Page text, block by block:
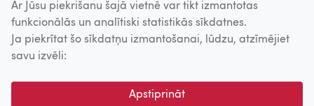
Uz augšu
© 2026 Nacionālais Kino centrs, Kultūras informācijas sistēmu
centrs. Sadarbības partneris: Latvijas Valsts
Ar Jūsu piekrišanu šajā vietnē var tikt izmantotas
funkcionālās un analītiski statistikās sīkdatnes.
Ja piekrītat šo sīkdatņu izmantošanai, lūdzu, atzīmējiet
savu izvēli:
Apstiprināt